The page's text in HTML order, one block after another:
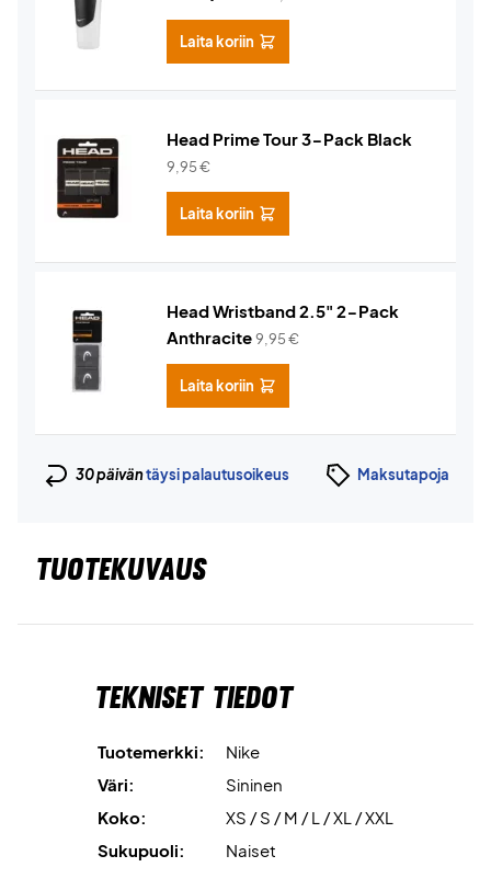
Laita koriin
Head Prime Tour 3-Pack Black
9,95€
Laita koriin
Head Wristband 2.5" 2-Pack
Anthracite9,95€
Laita koriin
30 päiväntäysi palautusoikeus Maksutapoja
TUOTEKUVAUS
Tekniset tiedot
Tuotemerkki:
Nike
Väri:
Sininen
Koko:
XS / S / M / L / XL / XXL
Sukupuoli:
Naiset